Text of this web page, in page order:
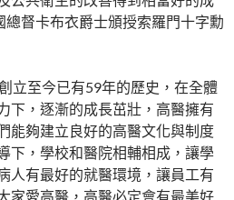
督卡布衣爵士頒授索羅門十字勳
立至今已有59年的歷史，在全體
下，逐漸的成長茁壯，高醫擁有
能夠建立良好的高醫文化與制度
下，學校和醫院相輔相成，讓學
人有最好的就醫環境，讓員工有
家愛高醫，高醫必定會有最美好